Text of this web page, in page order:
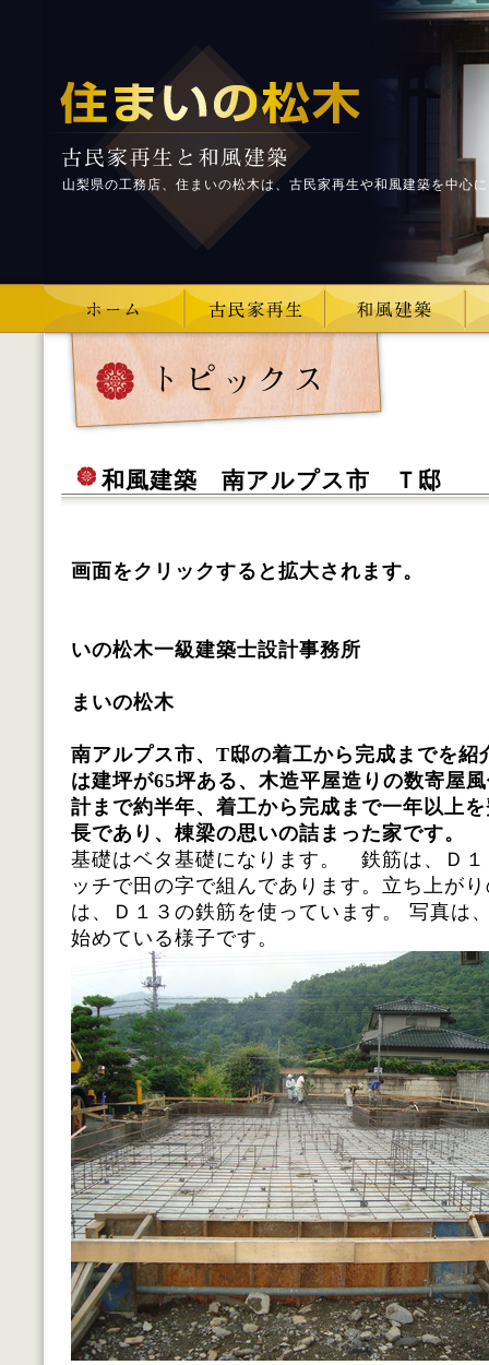
山梨県の工務店、住まいの松木は、古民家再生や和風建築を中心
和風建築 南アルプス市 Ｔ邸
画面をクリックすると拡大されます。
いの松木一級建築士設計事務所
まいの松木
南アルプス市、T邸の着工から完成までを紹
は建坪が65坪ある、木造平屋造りの数寄屋
計まで約半年、着工から完成まで一年以上
長であり、棟梁の思いの詰まった家です。
基礎はベタ基礎になります。 鉄筋は、Ｄ
ッチで田の字で組んであります。立ち上が
は、Ｄ１３の鉄筋を使っています。 写真は
始めている様子です。